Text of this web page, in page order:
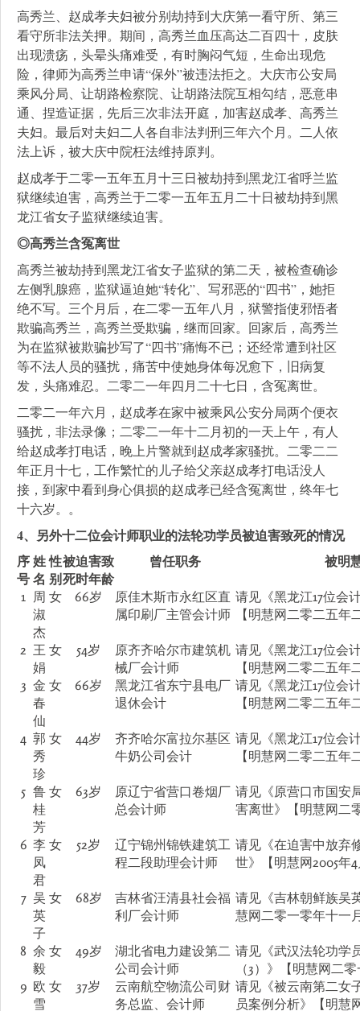
高秀兰、赵成孝夫妇被分别劫持到大庆第一看守所、第三
看守所非法关押。期间，高秀兰血压高达二百四十，皮肤
出现溃疡，头晕头痛难受，有时胸闷气短，生命出现危
险，律师为高秀兰申请“保外”被违法拒之。大庆市公安局
乘风分局、让胡路检察院、让胡路法院互相勾结，恶意串
通、捏造证据，先后三次非法开庭，加害赵成孝、高秀兰
夫妇。最后对夫妇二人各自非法判刑三年六个月。二人依
法上诉，被大庆中院枉法维持原判。
赵成孝于二零一五年五月十三日被劫持到黑龙江省呼兰监
狱继续迫害，高秀兰于二零一五年五月二十日被劫持到黑
龙江省女子监狱继续迫害。
◎高秀兰含冤离世
高秀兰被劫持到黑龙江省女子监狱的第二天，被检查确诊
左侧乳腺癌，监狱逼迫她“转化”、写邪恶的“四书”，她拒
绝不写。三个月后，在二零一五年八月，狱警指使邪悟者
欺骗高秀兰，高秀兰受欺骗，继而回家。回家后，高秀兰
为在监狱被欺骗抄写了“四书”痛悔不已；还经常遭到社区
等不法人员的骚扰，痛苦中使她身体每况愈下，旧病复
发，头痛难忍。二零二一年四月二十七日，含冤离世。
二零二一年六月，赵成孝在家中被乘风公安分局两个便衣
骚扰，非法录像；二零二一年十二月初的一天上午，有人
给赵成孝打电话，晚上片警就到赵成孝家骚扰。二零二二
年正月十七，工作繁忙的儿子给父亲赵成孝打电话没人
接，到家中看到身心俱损的赵成孝已经含冤离世，终年七
十六岁。。
4、另外十二位会计师职业的法轮功学员被迫害致死的情况
序
号
姓
名
性
别
被迫害致
死时年龄
曾任职务 被明
1 周
淑
杰
女 66岁
原佳木斯市永红区直
属印刷厂主管会计师
请见《黑龙江17位会
【明慧网二零二五年
2 王
娟
女 54岁
原齐齐哈尔市建筑机
械厂会计师
请见《黑龙江17位会
【明慧网二零二五年
3 金
春
仙
女 66岁
黑龙江省东宁县电厂
退休会计
请见《黑龙江17位会
【明慧网二零二五年
4 郭
秀
珍
女 44岁
齐齐哈尔富拉尔基区
牛奶公司会计
请见《黑龙江17位会
【明慧网二零二五年
5 鲁
桂
芳
女 63岁
原辽宁省营口卷烟厂
总会计师
请见《原营口市国安
害离世》【明慧网二
6 李
凤
君
女 52岁
辽宁锦州锦铁建筑工
程二段助理会计师
请见《在迫害中放弃
世》【明慧网2005年
7 吴
英
子
女 68岁
吉林省汪清县社会福
利厂会计师
请见《吉林朝鲜族吴
慧网二零一零年十一
8 余
毅
女 49岁
湖北省电力建设第二
公司会计师
请见《武汉法轮功学
（3）》【明慧网二
9 欧
雪
女 37岁
云南航空物流公司财
务总监、会计师
请见《被云南第二女
员案例分析》【明慧